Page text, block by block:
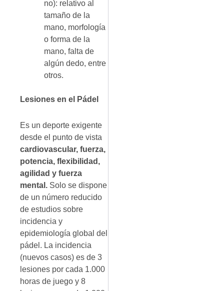
no): relativo al
tamaño de la
mano, morfología
o forma de la
mano, falta de
algún dedo, entre
otros.
Lesiones en el Pádel
Es un deporte exigente
desde el punto de vista
cardiovascular, fuerza,
potencia, flexibilidad,
agilidad y fuerza
mental.Solo se dispone
de un número reducido
de estudios sobre
incidencia y
epidemiología global del
pádel. La incidencia
(nuevos casos) es de 3
lesiones por cada 1.000
horas de juego y 8